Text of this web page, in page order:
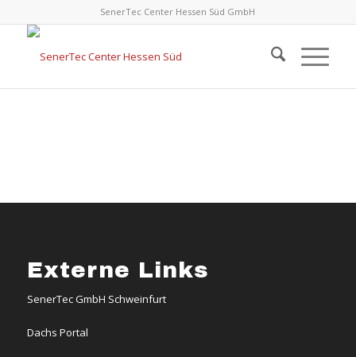
SenerTec Center Hessen Süd GmbH
Externe Links
SenerTec GmbH Schweinfurt
Dachs Portal